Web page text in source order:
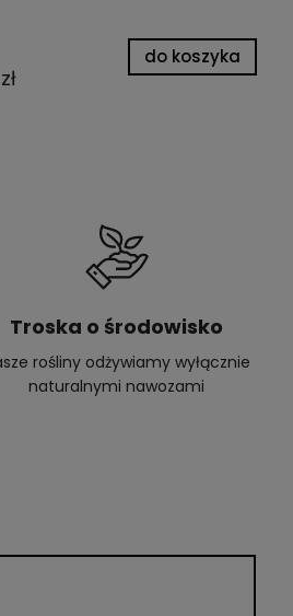
do koszyka
Troska o środowisko
rośliny odżywiamy wyłącznie
naturalnymi nawozami